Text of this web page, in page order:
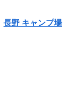
長野 キャンプ場